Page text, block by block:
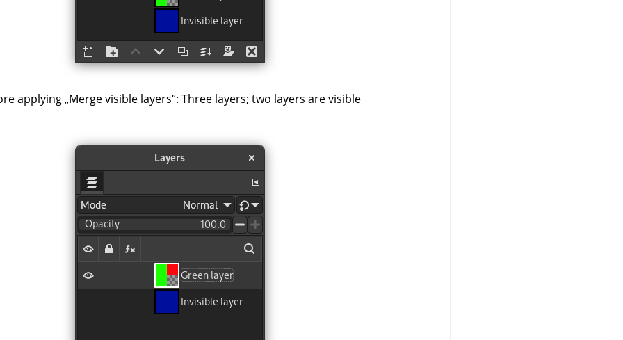
applying„Merge visible layers“: Three layers; two layers are visible